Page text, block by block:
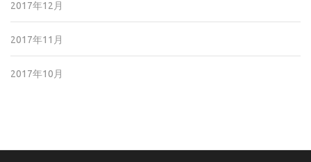
2017年12月
2017年11月
2017年10月